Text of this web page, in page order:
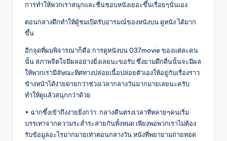
การทำให้พวกเราสนุกและชื่นชอบหนังเยอะขึ้นเรื่อยๆนั่นเอง
ตอนกลางดึกทำให้ผู้ชมเปิดรับอารมณ์ของหนังบน ดูหนัง ได้มาก
ขึ้น
อีกจุดที่ผมพิจารณาก็คือ การดูหนังบน 037movie ของแต่ละคน
นั้น สภาพจิตใจมีผลอย่างยิ่งเลยนะขอรับ ซึ่งยามดึกดื่นนั้นจะมีผล
ให้พวกเรามีลัษณะทิศทางปล่อยเนื้อปล่อยตัวเองให้อยู่กับเรื่องราว
ข้างหน้าได้ง่ายดายกว่าช่วงเวลากลางวันมากมายเลยนะครับ
ทำให้ดูแล้วสนุกกว่าด้วย
• ฉากซึ้งเข้าถึงง่ายยิ่งกว่า: กลางคืนตรงเวลาที่หลายๆคนเริ่ม
บรรเทาจากความระส่ำระสายกันทั้งหมด เพียงพอพวกเราไม่ต้อง
รับข้อมูลอะไรมากมายเท่าตอนกลางวัน หนังที่พยายามถ่ายทอด